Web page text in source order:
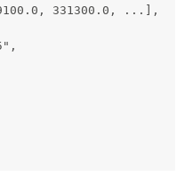
331300.0, ...],